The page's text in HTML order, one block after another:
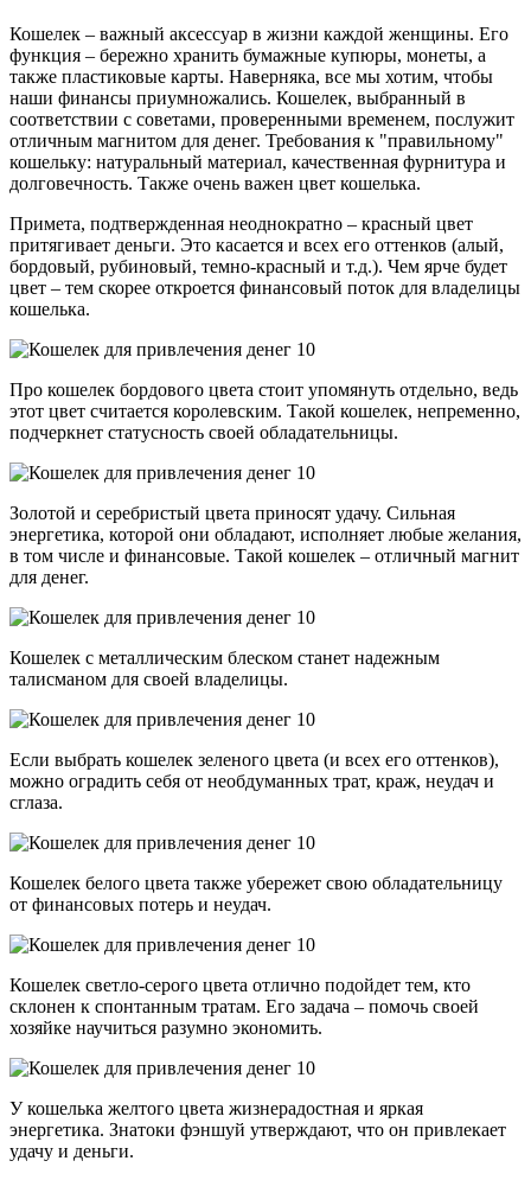
Кошелек – важный аксессуар в жизни каждой женщины. Его
функция – бережно хранить бумажные купюры, монеты, а
также пластиковые карты. Наверняка, все мы хотим, чтобы
наши финансы приумножались. Кошелек, выбранный в
соответствии с советами, проверенными временем, послужит
отличным магнитом для денег. Требования к "правильному"
кошельку: натуральный материал, качественная фурнитура и
долговечность. Также очень важен цвет кошелька.
Примета, подтвержденная неоднократно – красный цвет
притягивает деньги. Это касается и всех его оттенков (алый,
бордовый, рубиновый, темно-красный и т.д.). Чем ярче будет
цвет – тем скорее откроется финансовый поток для владелицы
кошелька.
Про кошелек бордового цвета стоит упомянуть отдельно, ведь
этот цвет считается королевским. Такой кошелек, непременно,
подчеркнет статусность своей обладательницы.
Золотой и серебристый цвета приносят удачу. Сильная
энергетика, которой они обладают, исполняет любые желания,
в том числе и финансовые. Такой кошелек – отличный магнит
для денег.
Кошелек с металлическим блеском станет надежным
талисманом для своей владелицы.
Если выбрать кошелек зеленого цвета (и всех его оттенков),
можно оградить себя от необдуманных трат, краж, неудач и
сглаза.
Кошелек белого цвета также убережет свою обладательницу
от финансовых потерь и неудач.
Кошелек светло-серого цвета отлично подойдет тем, кто
склонен к спонтанным тратам. Его задача – помочь своей
хозяйке научиться разумно экономить.
У кошелька желтого цвета жизнерадостная и яркая
энергетика. Знатоки фэншуй утверждают, что он привлекает
удачу и деньги.